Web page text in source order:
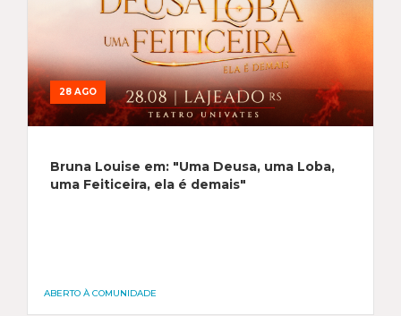
28 AGO
Bruna Louise em: "Uma Deusa, uma Loba,
uma Feiticeira, ela é demais"
ABERTO À COMUNIDADE